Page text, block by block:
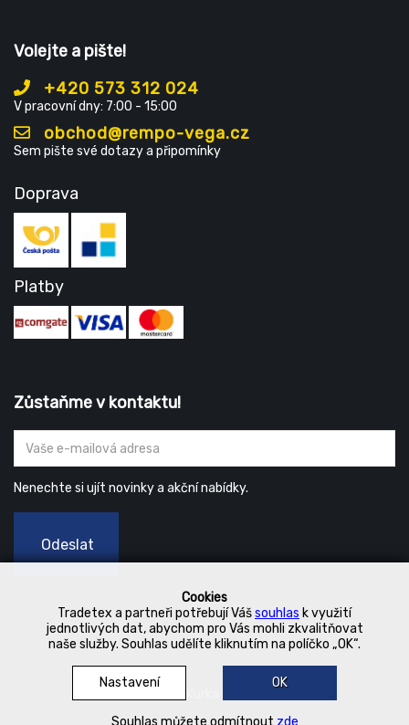
Cookies
Tradetex a partneři potřebují Vášsouhlas k využití
jednotlivých dat, abychom pro Vás mohli zkvalitňovat
naše služby. Souhlas udělíte kliknutím na políčko „OK“.
Nastavení OK
Souhlas můžete odmítnout zde
Volejte a pište!
+420 573 312 024
V pracovní dny: 7:00 - 15:00
obchod@rempo-vega.cz
Sem pište své dotazy a připomínky
Doprava
Platby
Zůstaňme v kontaktu!
Nenechte si ujít novinky a akční nabídky.
Odeslat